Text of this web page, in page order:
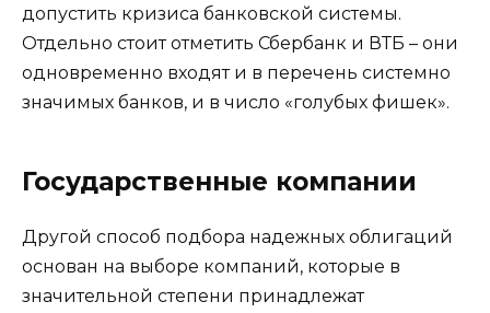
допустить кризиса банковской системы.
Отдельно стоит отметить Сбербанк и ВТБ – они
одновременно входят и в перечень системно
значимых банков, и в число «голубых фишек».
Государственные компании
Другой способ подбора надежных облигаций
основан на выборе компаний, которые в
значительной степени принадлежат